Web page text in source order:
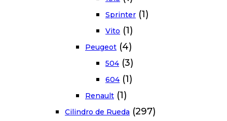
Sprinter (1)
Vito (1)
Peugeot (4)
504 (3)
604 (1)
Renault (1)
Cilindro de Rueda (297)